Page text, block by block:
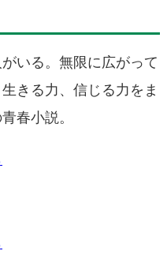
いる。無限に広がって
きる力、信じる力をま
春小説。